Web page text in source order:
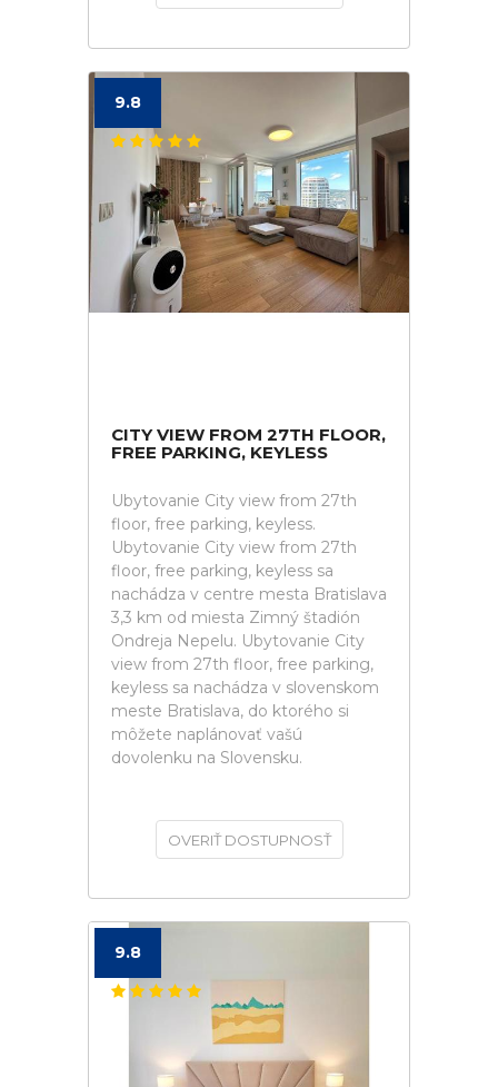
9.8
CITY VIEW FROM 27TH FLOOR,
FREE PARKING, KEYLESS
Ubytovanie City view from 27th
floor, free parking, keyless.
Ubytovanie City view from 27th
floor, free parking, keyless sa
nachádza v centre mesta Bratislava
3,3 km od miesta Zimný štadión
Ondreja Nepelu. Ubytovanie City
view from 27th floor, free parking,
keyless sa nachádza v slovenskom
meste Bratislava, do ktorého si
môžete naplánovať vašú
dovolenku na Slovensku.
OVERIŤ DOSTUPNOSŤ
9.8